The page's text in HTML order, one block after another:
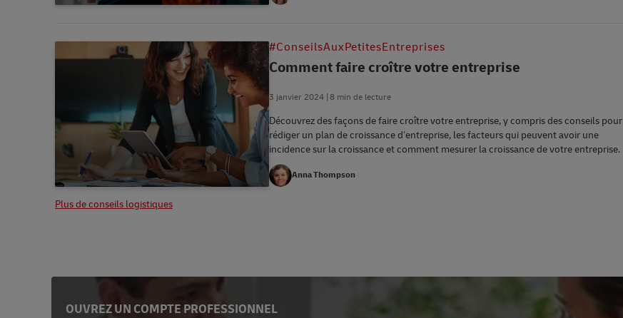
#ConseilsAuxPetitesEntreprises
Comment faire croître votre entreprise
3 janvier 2024 8 min de lecture
Découvrez des façons de faire croître votre entreprise, y compris des conseils pour
rédiger un plan de croissance d’entreprise, les facteurs qui peuvent avoir une
incidence sur la croissance et comment mesurer la croissance de votre entreprise.
Anna Thompson
Plus de conseils logistiques
OUVREZ UN COMPTE PROFESSIONNEL